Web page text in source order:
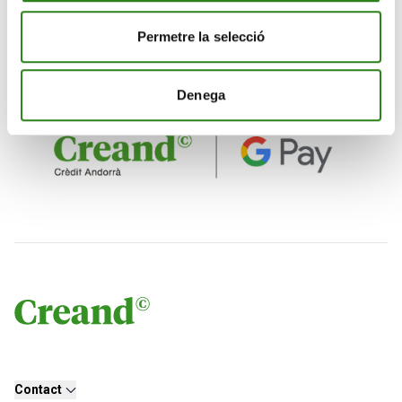
Permetre la selecció
Denega
courriel, SMS ou WhatsApp, ou encore MONEI qui
permet l’accès à la vente des boutiques en s’intégrant
aux grandes plates-formes d’e-commerce telles que
Contact